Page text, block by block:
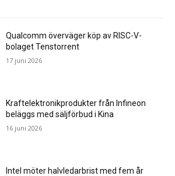
Qualcomm överväger köp av RISC-V-
bolaget Tenstorrent
17 juni 2026
Kraftelektronikprodukter från Infineon
beläggs med säljförbud i Kina
16 juni 2026
Intel möter halvledarbrist med fem år